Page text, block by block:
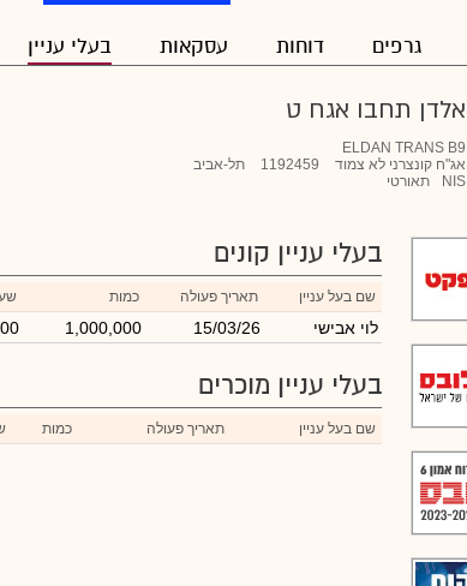
גרפים דוחות עסקאות בעלי עניין
אלדן תחבו אגח ט
ELDAN TRANS B9
אג"ח קונצרני לא צמוד
1192459
תל-אביב
NIS
תאורטי
בעלי עניין קונים
שם בעל עניין תאריך פעולה כמות
לוי אבישי 15/03/26
1,000,000
בעלי עניין מוכרים
שם בעל עניין תאריך פעולה כמות